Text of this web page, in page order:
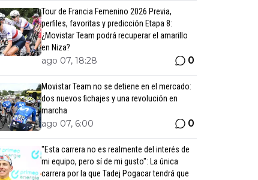
Tour de Francia Femenino 2026 Previa,
perfiles, favoritas y predicción Etapa 8:
¿Movistar Team podrá recuperar el amarillo
en Niza?
ago 07, 18:28 0
Movistar Team no se detiene en el mercado:
dos nuevos fichajes y una revolución en
marcha
ago 07, 6:00 0
"Esta carrera no es realmente del interés de
mi equipo, pero sí de mi gusto": La única
carrera por la que Tadej Pogacar tendrá que